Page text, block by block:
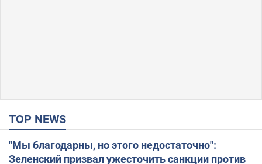
TOP NEWS
"Мы благодарны, но этого недостаточно":
Зеленский призвал ужесточить санкции против